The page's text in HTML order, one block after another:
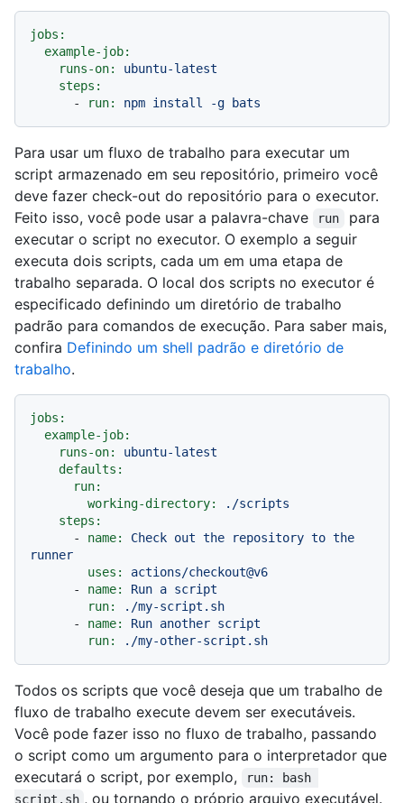
jobs:
example-job:
runs-on:
ubuntu-latest
steps:
-
run: npm install -g bats
Para usar um fluxo de trabalho para executar um
script armazenado em seu repositório, primeiro você
deve fazer check-out do repositório para o executor.
Feito isso, você pode usar a palavra-chave
run
para
executar o script no executor. O exemplo a seguir
executa dois scripts, cada um em uma etapa de
trabalho separada. O local dos scripts no executor é
especificado definindo um diretório de trabalho
padrão para comandos de execução. Para saber mais,
confira Definindo um shell padrão e diretório de
trabalho.
jobs:
example-job:
runs-on:
ubuntu-latest
defaults:
run:
working-directory:
./scripts
steps:
-
name: Check out the repository to the
runner
uses:
actions/checkout@v6
-
name: Run a script
run:
./my-script.sh
-
name: Run another script
run:
./my-other-script.sh
Todos os scripts que você deseja que um trabalho de
fluxo de trabalho execute devem ser executáveis.
Você pode fazer isso no fluxo de trabalho, passando
o script como um argumento para o interpretador que
executará o script, por exemplo,
run: bash
script.sh , ou tornando o próprio arquivo executável.